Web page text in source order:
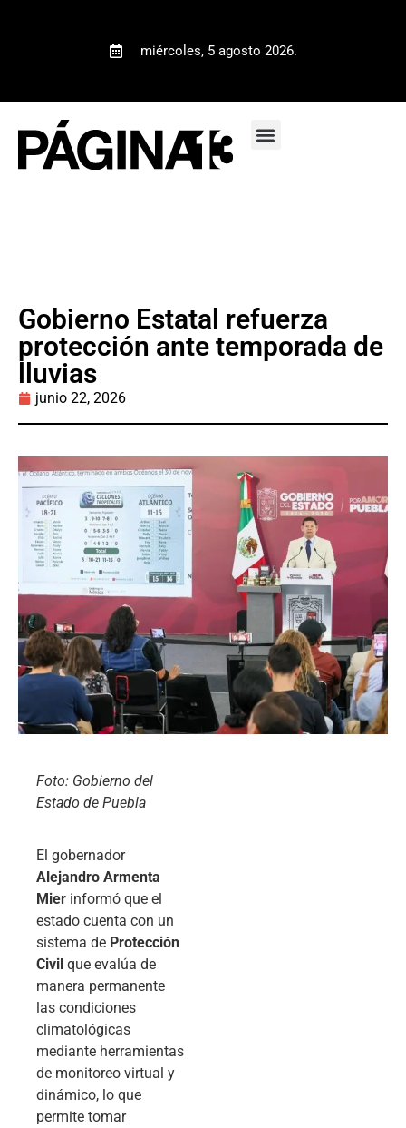
miércoles, 5 agosto 2026.
Gobierno Estatal refuerza
protección ante temporada de
lluvias
junio 22, 2026
Foto: Gobierno del
Estado de Puebla
El gobernador
Alejandro Armenta
Mier informó que el
estado cuenta con un
sistema de Protección
Civil que evalúa de
manera permanente
las condiciones
climatológicas
mediante herramientas
de monitoreo virtual y
dinámico, lo que
permite tomar